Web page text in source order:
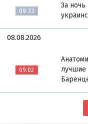
09:33
За ночь
08.08.2026
09:02